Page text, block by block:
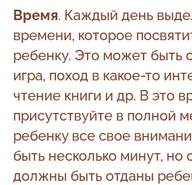
Время. Каждый день
времени, которое
ребенку. Это может быть
игра, поход в какое-то
чтение книги и др. В это
присутствуйте в полной
ребенку все свое
быть несколько минут, но
должны быть отданы